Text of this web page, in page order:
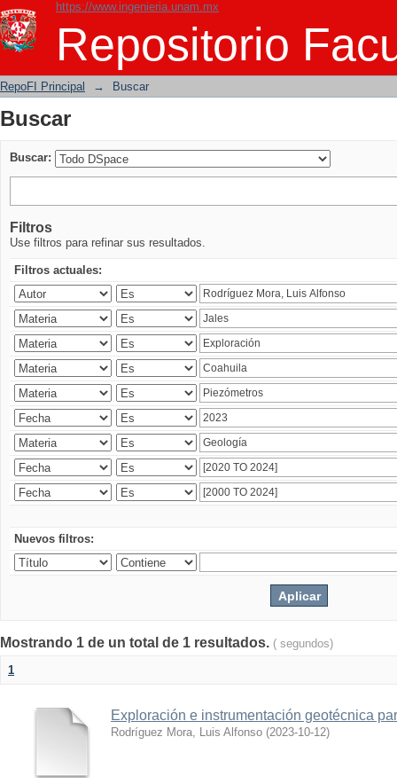
https://www.ingenieria.unam.mx
Repositorio
Buscar
RepoFI Principal → Buscar
Buscar
Buscar:
Filtros
Use filtros para refinar sus resultados.
Filtros actuales:
Nuevos filtros:
Mostrando 1 de un total de 1 resultados. ( segundos)
1
Exploración e instrumentación geotécnica
Rodríguez Mora, Luis Alfonso (2023-10-12)